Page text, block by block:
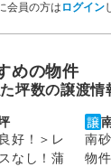
会員の方は ログイン
めの物件
坪数の譲渡情
好！＞レ
なし！蒲
南
物件